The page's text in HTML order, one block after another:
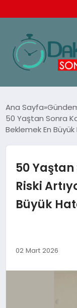
TEKNOLOJI
SPOR
YAŞAM
SIYASET
Ana Sayfa
50 Yaştan Sonra
Beklemek En
50
Riski
Büyük
02 Mart 2026